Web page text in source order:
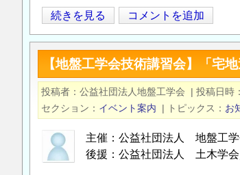
会
の
ご
案
内
の
【地
盤
工
学
会
術
講
習
続きを見る コメントを追加
【地盤工学会技術講習会】「宅
投稿者 公益社団法人地盤工学会 | 投稿日時
セクション
イベント案内 | トピックス お
主催：公益社団法人 地盤工
後援：公益社団法人 土木学